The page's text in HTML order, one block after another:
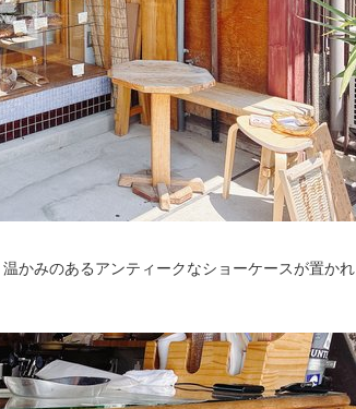
かみのあるアンティークなショーケースが置かれ